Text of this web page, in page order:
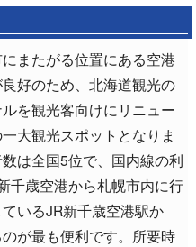
またがる位置にある空港
好のため、北海道観光の
を観光客向けにリニュー
大観光スポットとなりま
は全国5位で、国内線の利
千歳空港から札幌市内に行
いるJR新千歳空港駅か
が最も便利です。所要時